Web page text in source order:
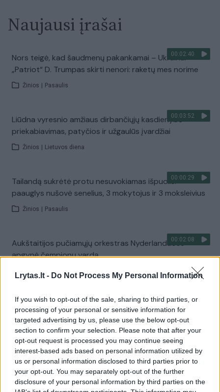
Lrytas.lt - Do Not Process My Personal Information
If you wish to opt-out of the sale, sharing to third parties, or
processing of your personal or sensitive information for
targeted advertising by us, please use the below opt-out
section to confirm your selection. Please note that after your
opt-out request is processed you may continue seeing
interest-based ads based on personal information utilized by
us or personal information disclosed to third parties prior to
your opt-out. You may separately opt-out of the further
disclosure of your personal information by third parties on the
Naujausi įrašai
00:02:40
Nors teigė, kad šaudmenų pakankamai – Ukrainai
„Patriot“ D. Trumpas skirti nenori: raketų mes norime
Žinios Pasaulis
00:03:52
Liūdna vyresnio amžiaus dirbančiųjų kasdienybė –
priekabiavimas, patyčios ir užgaulūs įvardžiai
Žinios Lietuvos diena
00:00:29
Tailandą sukrėtė protu nesuvokiamas išpuolis:
paauglys nušovė senelius, 3 mokytojus ir 3 moksleivius
Žinios Pasaulis
00:02:08
Aukštaitijos pučiamųjų orkestras Nyderlanduose
apgynė čempionų vardą
| Lietuvos diena
Visi įrašai
Žiūrimiausi įrašai
00:00:30
Vaizdai iš tragiškos avarijos Vilniaus r.: dviejų moterų ir